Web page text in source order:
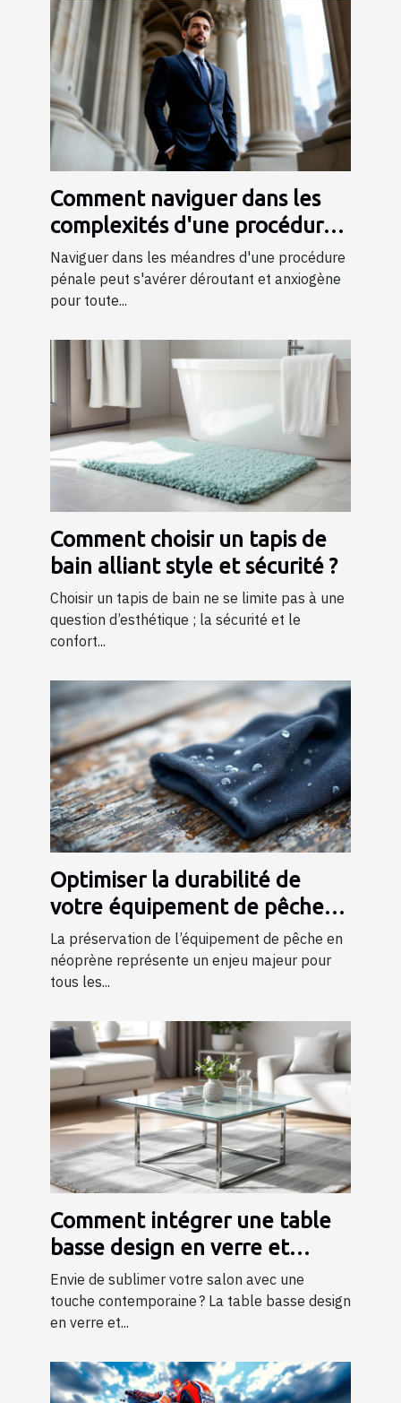
Comment naviguer dans les
complexités d'une procédure
pénale ?
Naviguer dans les méandres d'une procédure
pénale peut s'avérer déroutant et anxiogène
pour toute...
Comment choisir un tapis de
bain alliant style et sécurité ?
Choisir un tapis de bain ne se limite pas à une
question d’esthétique ; la sécurité et le
confort...
Optimiser la durabilité de
votre équipement de pêche
en néoprène
La préservation de l’équipement de pêche en
néoprène représente un enjeu majeur pour
tous les...
Comment intégrer une table
basse design en verre et
métal dans votre salon ?
Envie de sublimer votre salon avec une
touche contemporaine ? La table basse design
en verre et...